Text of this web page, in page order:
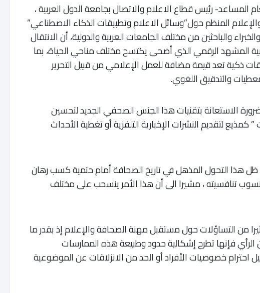
رئيس قطاع الاعلام والاتصال بجامعة الدول العربية ،
المنظم حول”وسائل الاعلام وتطبيقات الذكاء الاصطناعي”
والباحثين من مختلف الجامعات العربية والدولية، أن الانتقال
المشهد الرقمي الذي أضحى يكتسح مختلف مناحي الحياة، بما
ذكية تعد قيمة مضافة للعمل الإعلامي من قبيل التحرير
والتدقيق اللغوي.
الاستعانة بتقنيات هذا الجنس الصحفي الجديد لتحسين
كمذيع لتقديم النشرات الإخبارية التلفزية أو تغطية الأحداث
ظل هذا التحول المذهل في تاريخ الصحافة أمام حتمية كسب رهان
منسوب تنافسيته ، مشيرا الى أن هذا الأمر ينسحب على مختلف
من التساؤلات حول مستقبل مهنة الصحافة والإعلام إذ بقدر ما
فإنها تطرح إشكالية حدود وطبيعة هذه الممارسات
احترام خصوصيات الأفراد أو الحد من الانزلاقات عن الموضوعية